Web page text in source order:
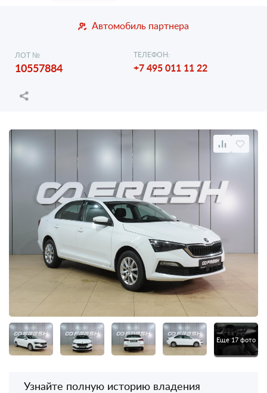
Автомобиль партнера
ЛОТ №
10557884
ТЕЛЕФОН:
+7 495 011 11 22
Еще 17 фото
Узнайте полную историю владения